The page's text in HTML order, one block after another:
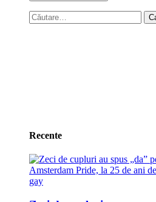
Caută
după:
Recente